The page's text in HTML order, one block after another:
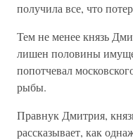
получила все, что
Тем не менее князь
лишен половины
попотчевал
рыбы.
Правнук Дмитрия,
рассказывает, как